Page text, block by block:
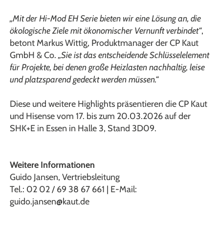
„Mit der Hi-Mod EH Serie bieten wir eine Lösung an, die
ökologische Ziele mit ökonomischer Vernunft verbindet“,
betont Markus Wittig, Produktmanager der CP Kaut
GmbH & Co. „Sie ist das entscheidende Schlüsselelement
für Projekte, bei denen große Heizlasten nachhaltig, leise
und platzsparend gedeckt werden müssen.“
Diese und weitere Highlights präsentieren die CP Kaut
und Hisense vom 17. bis zum 20.03.2026 auf der
SHK+E in Essen in Halle 3, Stand 3D09.
Weitere Informationen
Guido Jansen, Vertriebsleitung
Tel.: 02 02 / 69 38 67 661 | E-Mail:
guido.jansen@kaut.de